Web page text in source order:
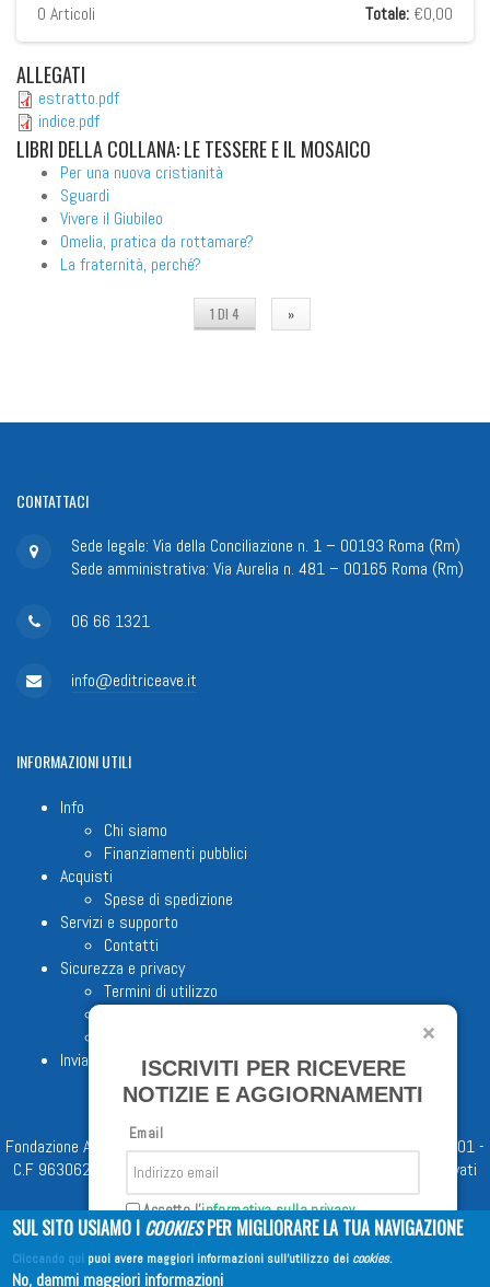
0 Articoli Totale: €0,00
ALLEGATI
estratto.pdf
indice.pdf
LIBRI DELLA COLLANA: LE TESSERE E IL MOSAICO
Per una nuova cristianità
Sguardi
Vivere il Giubileo
Omelia, pratica da rottamare?
La fraternità, perché?
1 DI 4 »
CONTATTACI
Sede legale: Via della Conciliazione n. 1 – 00193 Roma (Rm)
Sede amministrativa: Via Aurelia n. 481 – 00165 Roma (Rm)
06 66 1321
info@editriceave.it
INFORMAZIONIUTILI
Info
Chi siamo
Finanziamenti pubblici
Acquisti
Spese di spedizione
Servizi e supporto
Contatti
Sicurezza e privacy
Termini di utilizzo
Invia proposta editoriale
Fondazione Apostolicam Actuositatem ETS © 2023 - P.I. 05398481001 -
C.F 96306220581 - REA 888781 del 23/02/98 - Tutti i diritti riservati
ISCRIVITI PER RICEVERE
NOTIZIE E AGGIORNAMENTI
Email
Accetto l'informativa sulla privacy
Iscriviti
SUL SITO USIAMO I COOKIESPER MIGLIORARE LA TUA NAVIGAZIONE
Cliccando qui puoi avere maggiori informazioni sull'utilizzo dei cookies.
No, dammi maggiori informazioni